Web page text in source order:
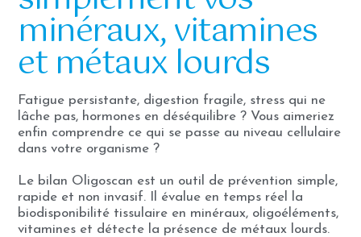
minéraux, vitamines
et métaux lourds
Fatigue persistante, digestion fragile, stress qui ne
lâche pas, hormones en déséquilibre ? Vous aimeriez
enfin comprendre ce qui se passe au niveau cellulaire
dans votre organisme ?
Le bilan Oligoscan est un outil de prévention simple,
rapide et non invasif. Il évalue en temps réel la
biodisponibilité tissulaire en minéraux, oligoéléments,
vitamines et détecte la présence de métaux lourds.